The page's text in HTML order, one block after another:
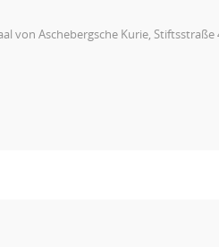
von Aschebergsche Kurie,